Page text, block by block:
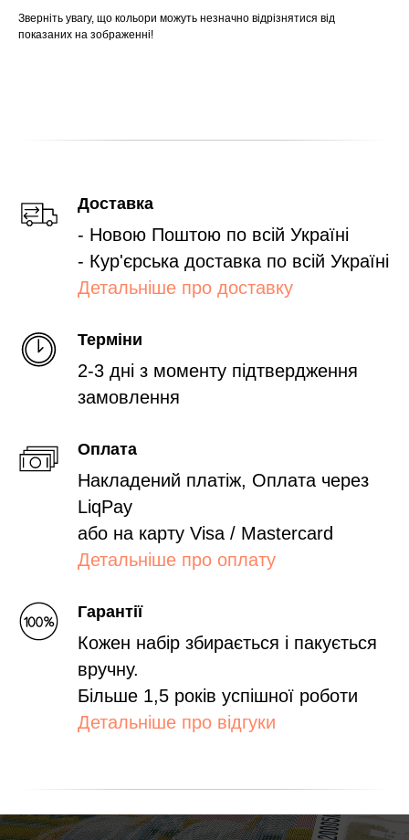
Зверніть увагу, що кольори можуть незначно відрізнятися від
показаних на зображенні!
Доставка
- Новою Поштою по всій Україні
- Кур'єрська доставка по всій Україні
Детальніше про доставку
Терміни
2-3 дні з моменту підтвердження
замовлення
Оплата
Накладений платіж, Оплата через
LiqPay
або на карту Visa / Mastercard
Детальніше про оплату
Гарантії
Кожен набір збирається і пакується
вручну.
Більше 1,5 років успішної роботи
Детальніше про відгуки